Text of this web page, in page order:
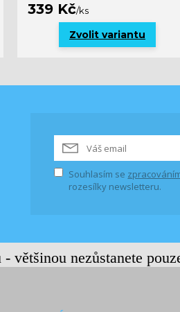
339 Kč/ks
Zvolit variantu
Souhlasím se
rozesílky newsletteru.
většinou nezůstanete